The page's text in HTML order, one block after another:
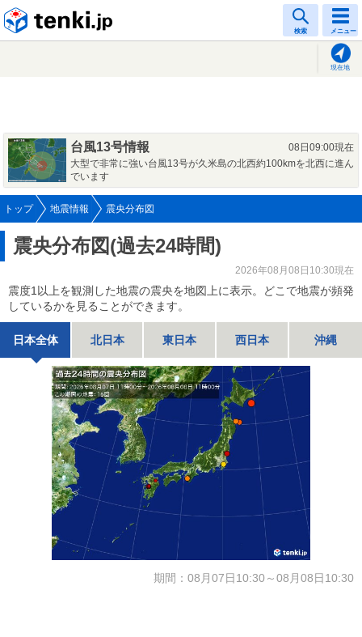
検索 メニュー
現在地
台風13号情報
08日09:00現在
大型で非常に強い台風13号が久米島の北西約100kmを北西に進ん
でいます
トップ 地震情報 震央分布図
震央分布図(過去24時間)
2026年08月08日10:30現在
震度1以上を観測した地震の震央を地図上に表示。どこで地震が頻発
しているかを見ることができます。
日本全体 北日本 東日本 西日本 沖縄
期間：08月07日10:30～08月08日10:30